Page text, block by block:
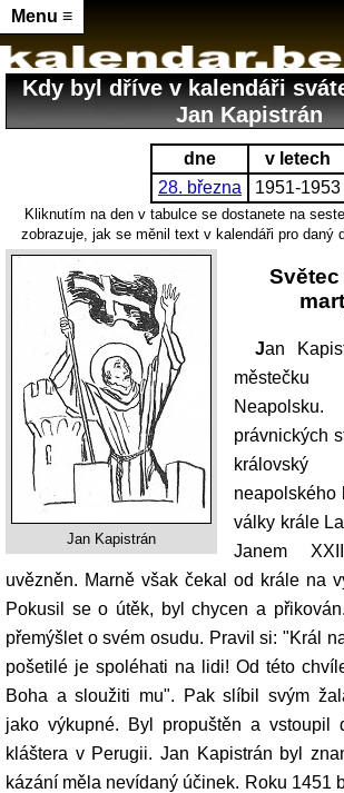
Menu ≡
Kdy byl dříve v kalendáři
Jan Kapistrán
dne
v letech
28. března
1951-1953
Kliknutím na den v tabulce se dostanete na
zobrazuje, jak se měnil text v kalendáři pro daný
Jan Kapistrán
Jan Kapistrán se narodil v
právnických
neapolského
války krále
Janem
uvězněn. Marně však čekal od krále na
Pokusil se o útěk, byl chycen a
přemýšlet o svém osudu. Pravil si: "Král
pošetilé je spoléhati na lidi! Od této
Boha a sloužiti mu". Pak slíbil svým
jako výkupné. Byl propuštěn a vstoupil
kláštera v Perugii. Jan Kapistrán byl
kázání měla nevídaný účinek. Roku 1451